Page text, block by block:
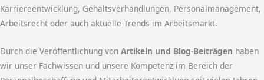
Karriereentwicklung, Gehaltsverhandlungen, Personalmanagement,
Arbeitsrecht oder auch aktuelle Trends im Arbeitsmarkt.
Durch die Veröffentlichung von Artikeln und Blog-Beiträgen haben
wir unser Fachwissen und unsere Kompetenz im Bereich der